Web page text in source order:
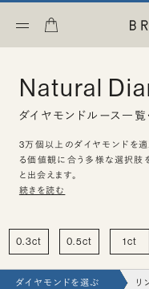
Natural
ダイヤモンドルース一覧
3万個以上のダイヤモンドを適
る価値観に合う多様な選択肢
と出会えます。
続きを読む
0.3ct 0.5ct 1ct
ダイヤモンドを選ぶ リ